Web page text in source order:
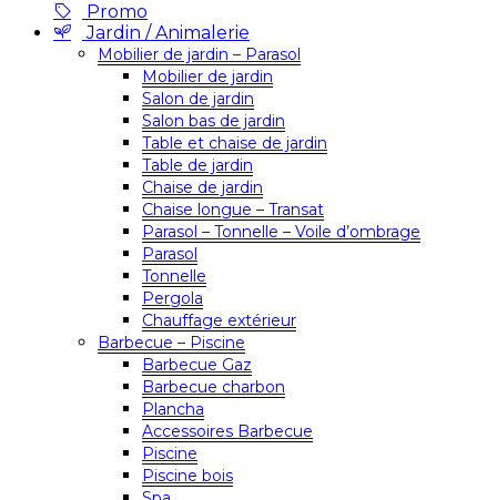
Promo
Jardin / Animalerie
Mobilier de jardin – Parasol
Mobilier de jardin
Salon de jardin
Salon bas de jardin
Table et chaise de jardin
Table de jardin
Chaise de jardin
Chaise longue – Transat
Parasol – Tonnelle – Voile d’ombrage
Parasol
Tonnelle
Pergola
Chauffage extérieur
Barbecue – Piscine
Barbecue Gaz
Barbecue charbon
Plancha
Accessoires Barbecue
Piscine
Piscine bois